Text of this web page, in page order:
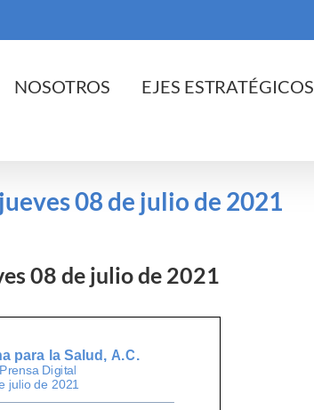
NOSOTROS EJES ESTRATÉGICOS
08 de julio de 2021
08 de julio de 2021